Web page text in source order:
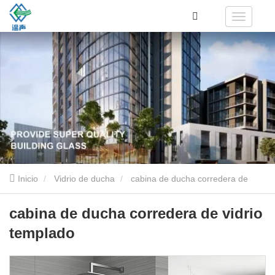
Inicio Vidrio de ducha
vidrio templado
cabina de ducha corredera de vidrio
templado